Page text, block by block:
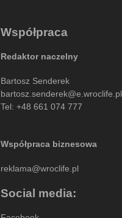
Współpraca
Redaktor naczelny
Bartosz Senderek
bartosz.senderek@e.wroclife.pl
Tel: +48 661 074 777
Współpraca biznesowa
reklama@wroclife.pl
Social media: